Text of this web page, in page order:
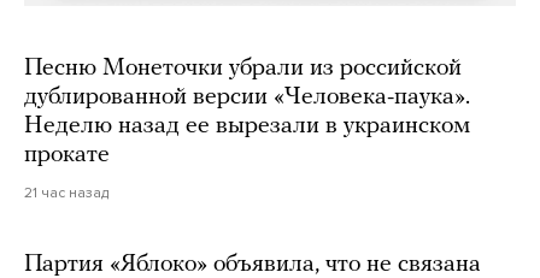
Песню Монеточки убрали из российской
дублированной версии «Человека-паука».
Неделю назад ее вырезали в украинском
прокате
21 час назад
Партия «Яблоко» объявила, что не связана